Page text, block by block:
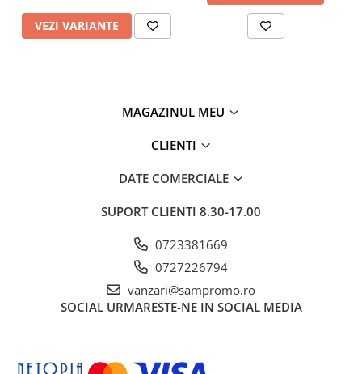
VEZI VARIANTE
MAGAZINUL MEU
CLIENTI
DATE COMERCIALE
SUPORT CLIENTI 8.30-17.00
0723381669
0727226794
vanzari@sampromo.ro
SOCIAL URMARESTE-NE IN SOCIAL MEDIA